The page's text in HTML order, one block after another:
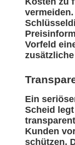
Vorfeld
Ein
Scheid
Kunden
schützen.